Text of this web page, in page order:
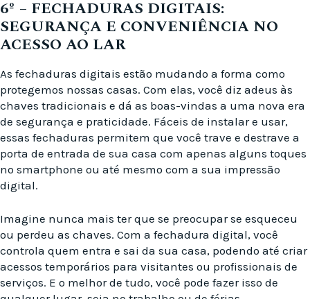
6º – FECHADURAS DIGITAIS:
SEGURANÇA E CONVENIÊNCIA NO
ACESSO AO LAR
As fechaduras digitais estão mudando a forma como
protegemos nossas casas. Com elas, você diz adeus às
chaves tradicionais e dá as boas-vindas a uma nova era
de segurança e praticidade. Fáceis de instalar e usar,
essas fechaduras permitem que você trave e destrave a
porta de entrada de sua casa com apenas alguns toques
no smartphone ou até mesmo com a sua impressão
digital.
Imagine nunca mais ter que se preocupar se esqueceu
ou perdeu as chaves. Com a fechadura digital, você
controla quem entra e sai da sua casa, podendo até criar
acessos temporários para visitantes ou profissionais de
serviços. E o melhor de tudo, você pode fazer isso de